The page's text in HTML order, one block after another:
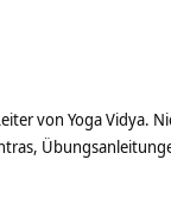
von Yoga Vidya.